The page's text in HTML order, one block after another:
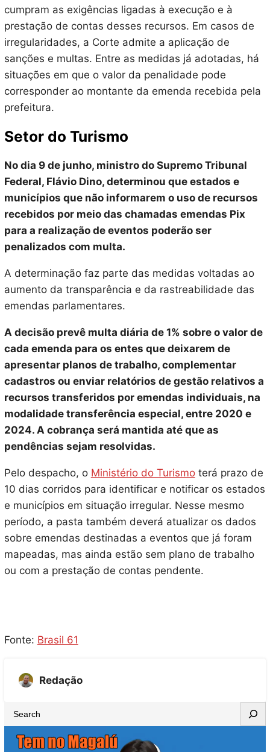
cumpram as exigências ligadas à execução e à
prestação de contas desses recursos. Em casos de
irregularidades, a Corte admite a aplicação de
sanções e multas. Entre as medidas já adotadas, há
situações em que o valor da penalidade pode
corresponder ao montante da emenda recebida pela
prefeitura.
Setor do Turismo
No dia 9 de junho, ministro do Supremo Tribunal
Federal, Flávio Dino, determinou que estados e
municípios que não informarem o uso de recursos
recebidos por meio das chamadas emendas Pix
para a realização de eventos poderão ser
penalizados com multa.
A determinação faz parte das medidas voltadas ao
aumento da transparência e da rastreabilidade das
emendas parlamentares.
A decisão prevê multa diária de 1% sobre o valor de
cada emenda para os entes que deixarem de
apresentar planos de trabalho, complementar
cadastros ou enviar relatórios de gestão relativos a
recursos transferidos por emendas individuais, na
modalidade transferência especial, entre 2020 e
2024. A cobrança será mantida até que as
pendências sejam resolvidas.
Pelo despacho, o Ministério do Turismoterá prazo de
10 dias corridos para identificar e notificar os estados
e municípios em situação irregular. Nesse mesmo
período, a pasta também deverá atualizar os dados
sobre emendas destinadas a eventos que já foram
mapeadas, mas ainda estão sem plano de trabalho
ou com a prestação de contas pendente.
Fonte: Brasil 61
Redação
e